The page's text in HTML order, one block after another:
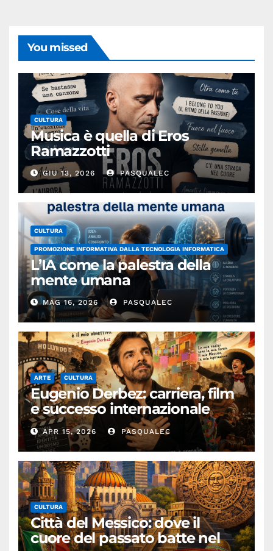
You missed
CULTURA
Musica è quella di Eros
Ramazzotti
GIU 13, 2026 PASQUALEC
CULTURA
PROMOZIONE INFORMATIVA DALLA TECNOLOGIA INFORMATICA
L’IA come la palestra della
mente umana
MAG 16, 2026 PASQUALEC
ARTE CULTURA
Eugenio Derbez: carriera, film
e successo internazionale
dell’attore messicano
APR 15, 2026 PASQUALEC
CULTURA
Città del Messico: dove il
cuore del passato batte nel